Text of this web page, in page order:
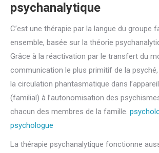
psychanalytique
C’est une thérapie par la langue du groupe
ensemble, basée sur la théorie
Grâce à la réactivation par le transfert du
communication le plus primitif de la
la circulation phantasmatique dans
(familial) à l’autonomisation des
chacun des membres de la famille.
psychologue
La thérapie psychanalytique fonctionne